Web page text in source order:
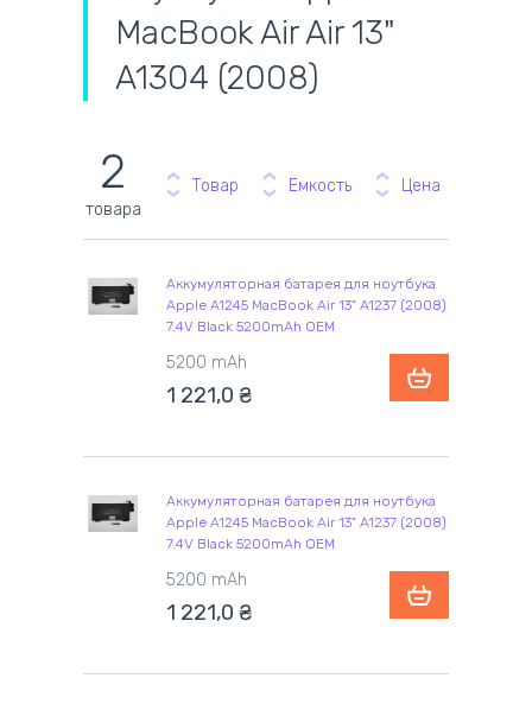
MacBook Air Air 13"
A1304 (2008)
2
товара
Товар Емкость Цена
Аккумуляторная батарея для ноутбука
Apple A1245 MacBook Air 13" A1237 (2008)
7.4V Black 5200mAh OEM
5200 mAh
1 221,0 ₴
Аккумуляторная батарея для ноутбука
Apple A1245 MacBook Air 13" A1237 (2008)
7.4V Black 5200mAh OEM
5200 mAh
1 221,0 ₴